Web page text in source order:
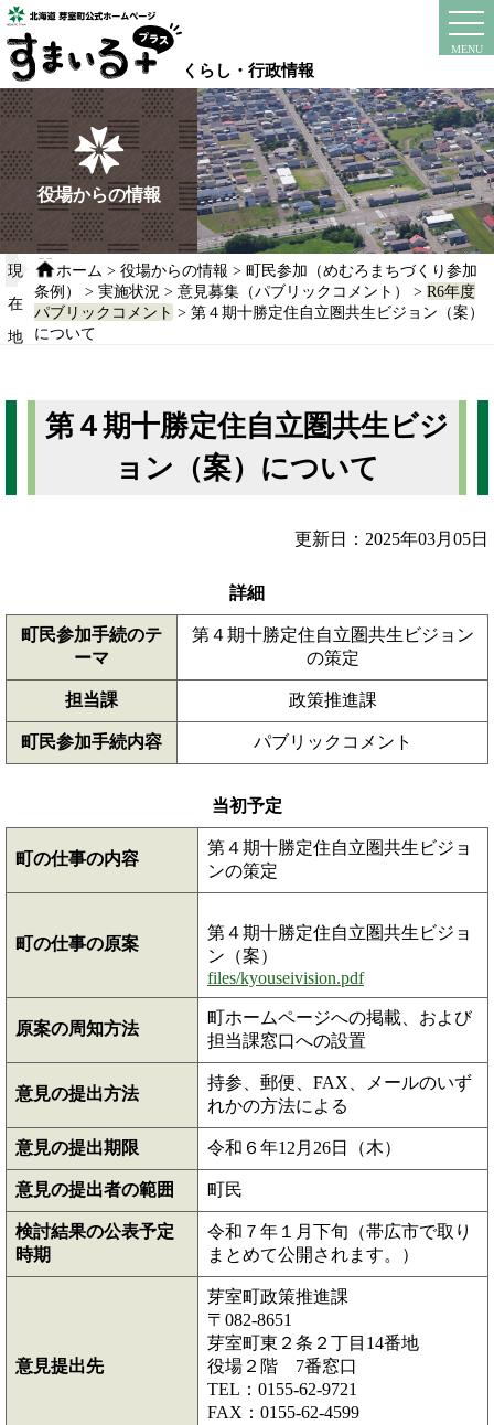
本
文
へ
移
動
る
くらし・行政情報
MENU
instagram
役場からの情報
現
在
地
ホーム >役場からの情報 >町民参加（めむろまちづくり参加
条例）
>実施状況 >意見募集（パブリックコメント） >R6年度
パブリックコメント > 第４期十勝定住自立圏共生ビジョン（案）
について
第４期十勝定住自立圏共生ビジ
ョン（案）について
更新日：2025年03月05日
詳細
町民参加手続のテ
ーマ
第４期十勝定住自立圏共生ビジョン
の策定
担当課 政策推進課
町民参加手続内容 パブリックコメント
当初予定
町の仕事の内容
第４期十勝定住自立圏共生ビジョ
ンの策定
町の仕事の原案
第４期十勝定住自立圏共生ビジョ
ン（案）
files/kyouseivision.pdf
原案の周知方法
町ホームページへの掲載、および
担当課窓口への設置
意見の提出方法
持参、郵便、FAX、メールのいず
れかの方法による
意見の提出期限 令和６年12月26日（木）
意見の提出者の範囲 町民
検討結果の公表予定
時期
令和７年１月下旬（帯広市で取り
まとめて公開されます。）
意見提出先
芽室町政策推進課
〒082-8651
芽室町東２条２丁目14番地
役場２階 7番窓口
TEL：0155-62-9721
FAX：0155-62-4599